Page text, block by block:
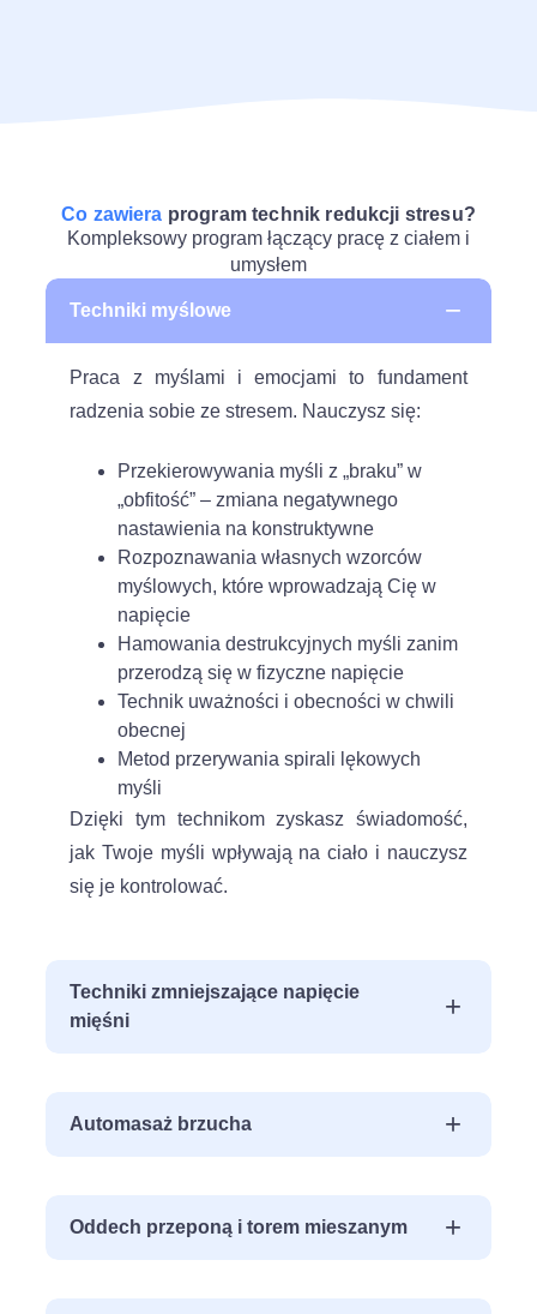
Co zawiera program technik redukcji stresu?
Kompleksowy program łączący pracę z ciałem i
umysłem
Techniki myślowe −
Praca z myślami i emocjami to fundament
radzenia sobie ze stresem. Nauczysz się:
Przekierowywania myśli z „braku” w
„obfitość” – zmiana negatywnego
nastawienia na konstruktywne
Rozpoznawania własnych wzorców
myślowych, które wprowadzają Cię w
napięcie
Hamowania destrukcyjnych myśli zanim
przerodzą się w fizyczne napięcie
Technik uważności i obecności w chwili
obecnej
Metod przerywania spirali lękowych
myśli
Dzięki tym technikom zyskasz świadomość,
jak Twoje myśli wpływają na ciało i nauczysz
się je kontrolować.
Techniki zmniejszające napięcie
mięśni
+
Automasaż brzucha +
Oddech przeponą i torem mieszanym +